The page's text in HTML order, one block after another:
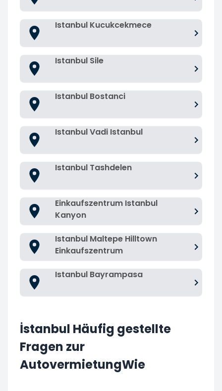
Istanbul Kucukcekmece
Istanbul Sile
Istanbul Bostanci
Istanbul Vadi Istanbul
Istanbul Tashdelen
Einkaufszentrum Istanbul
Kanyon
Istanbul Maltepe Hilltown
Einkaufszentrum
Istanbul Bayrampasa
İstanbul Häufig gestellte
Fragen zur
AutovermietungWie